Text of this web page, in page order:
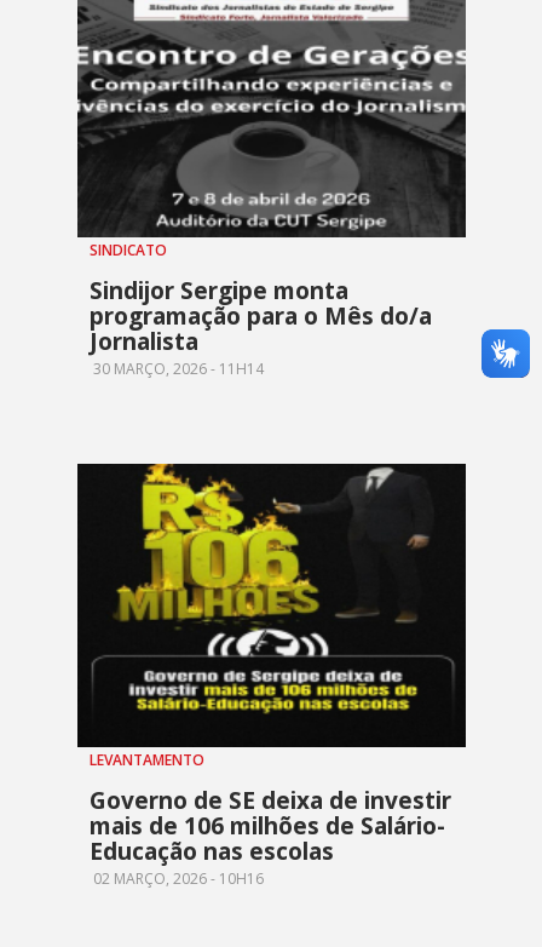
SINDICATO
Sindijor Sergipe monta
programação para o Mês do/a
Jornalista
30 MARÇO, 2026 - 11H14
LEVANTAMENTO
Governo de SE deixa de investir
mais de 106 milhões de Salário-
Educação nas escolas
02 MARÇO, 2026 - 10H16